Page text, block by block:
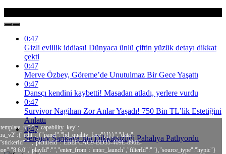
0:47
Gizli evlilik iddiası! Dünyaca ünlü çiftin yüzük detayı dikkat
çekti
0:47
Merve Özbey, Göreme’de Unutulmaz Bir Gece Yaşattı
0:47
Dansçı kendini kaybetti! Masadan atladı, yerlere vurdu
0:47
Survivor Nagihan Zor Anlar Yaşadı! 750 Bin TL’lik Estetiğini
Anlattı
0:47
Serenay Sarıkaya’nın Dikkatsizliği Pahalıya Patlıyordu
BD35-409E-896E-